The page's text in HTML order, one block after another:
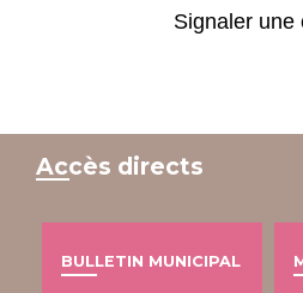
Signaler une
Accès directs
BULLETIN MUNICIPAL